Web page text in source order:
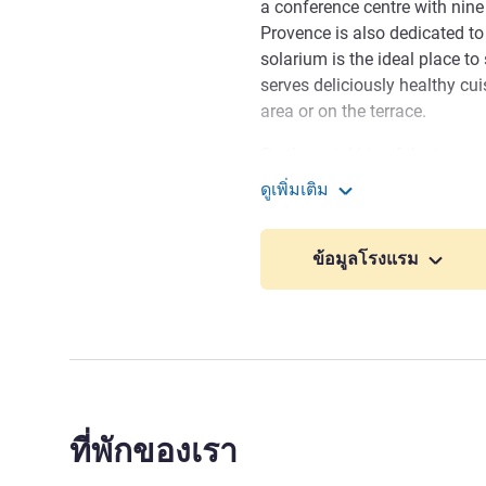
a conference centre with
Provence is also dedicated
solarium is the ideal place to
serves deliciously healthy
area or on the terrace.
access to the highway. It is
Marseille Provence Airport
'Florence of Provence' will
Museum and Cézanne's
events centre, Val de l'Arc
In the heart of Aix-en-
ดูเพิ่มเติม
ข้อมูลโรงแรม
ที่พักของเรา